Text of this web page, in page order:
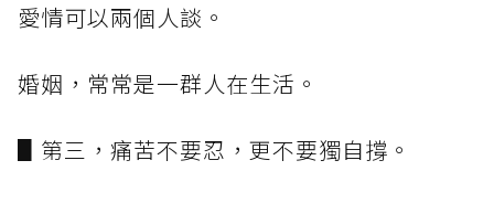
愛情可以兩個人談。
婚姻，常常是一群人在生活。
▋第三，痛苦不要忍，更不要獨自撐。